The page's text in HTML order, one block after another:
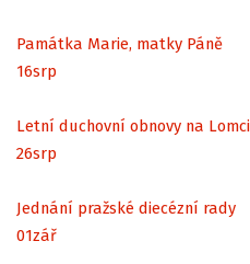
Památka Marie, matky Páně
16srp
Letní duchovní obnovy na Lomci
26srp
Jednání pražské diecézní rady
01zář